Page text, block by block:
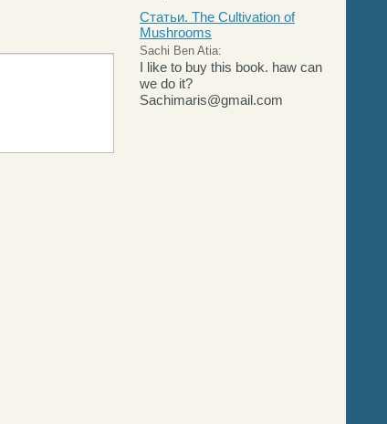
Статьи. The Cultivation of
Mushrooms
Sachi Ben Atia:
I like to buy this book. haw can
we do it?
Sachimaris@gmail.com